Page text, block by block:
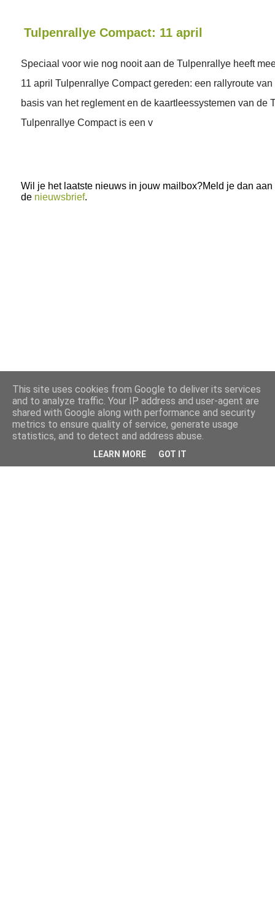
Tulpenrallye Compact: 11 april
Speciaal voor wie nog nooit aan de Tulpenrallye heeft
11 april Tulpenrallye Compact gereden: een rallyroute
basis van het reglement en de kaartleessystemen van de
Tulpenrallye Compact is een v
Wil je het laatste nieuws in jouw mailbox?Meld je dan aan
de nieuwsbrief.
This site uses cookies from Google to deliver its services
and to analyze traffic. Your IP address and user-agent are
shared with Google along with performance and security
metrics to ensure quality of service, generate usage
statistics, and to detect and address abuse.
LEARN MORE GOT IT